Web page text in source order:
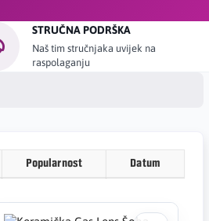
STRUČNA PODRŠKA
Naš tim stručnjaka uvijek na
raspolaganju
Popularnost Datum